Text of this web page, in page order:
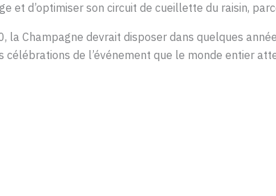
et d’optimiser son circuit de cueillette du raisin,
Champagne devrait disposer dans quelques
de l’événement que le monde entier